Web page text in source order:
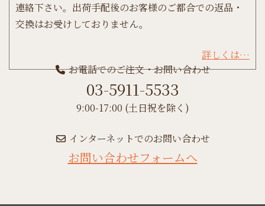
連絡下さい。出荷手配後のお客様のご都合での返品・
交換はお受けしておりません。
詳しくは…
お電話でのご注文・お問い合わせ
03-5911-5533
9:00-17:00 (土日祝を除く)
インターネットでのお問い合わせ
お問い合わせフォームへ